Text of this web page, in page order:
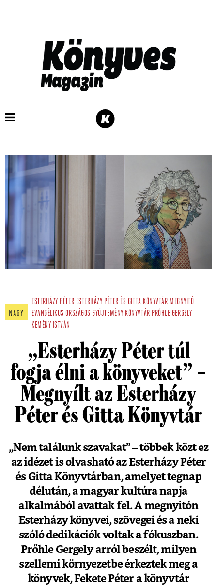
NAGY
ESTERHÁZY PÉTER ESTERHÁZY PÉTER ÉS GITTA KÖNYVTÁR MEGNYITÓ
EVANGÉLIKUS ORSZÁGOS GYŰJTEMÉNY KÖNYVTÁR PRŐHLE GERGELY
KEMÉNY ISTVÁN
„Esterházy Péter túl
fogja élni a könyveket” –
Megnyílt az Esterházy
Péter és Gitta Könyvtár
„Nem találunk szavakat” – többek közt ez
az idézet is olvasható az Esterházy Péter
és Gitta Könyvtárban, amelyet tegnap
délután, a magyar kultúra napja
alkalmából avattak fel. A megnyitón
Esterházy könyvei, szövegei és a neki
szóló dedikációk voltak a fókuszban.
Prőhle Gergely arról beszélt, milyen
szellemi környezetbe érkeztek meg a
könyvek, Fekete Péter a könyvtár